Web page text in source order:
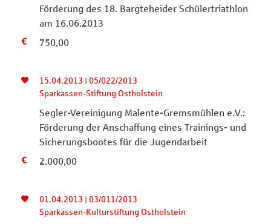
Förderung des 18. Bargteheider Schülertriathlon
am 16.06.2013
750,00
15.04.2013 | 05/022/2013
Sparkassen-Stiftung Ostholstein
Segler-Vereinigung Malente-Gremsmühlen e.V.:
Förderung der Anschaffung eines Trainings- und
Sicherungsbootes für die Jugendarbeit
2.000,00
01.04.2013 | 03/011/2013
Sparkassen-Kulturstiftung Ostholstein